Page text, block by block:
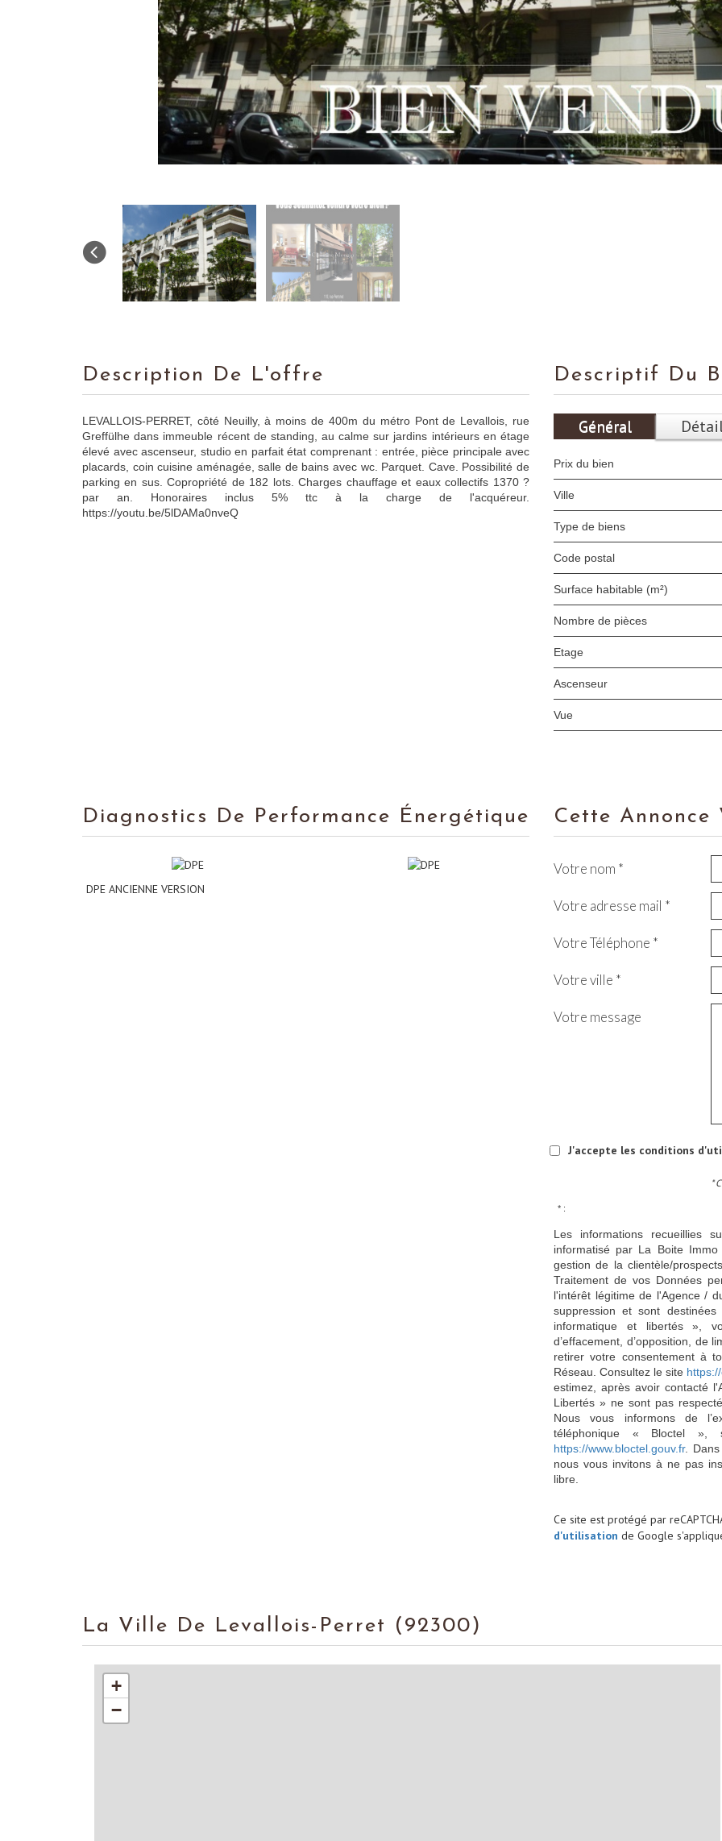
Description De L'offre
LEVALLOIS-PERRET, côté Neuilly, à moins de 400m du métro Pont de Levallois, rue
Greffülhe dans immeuble récent de standing, au calme sur jardins intérieurs en étage
élevé avec ascenseur, studio en parfait état comprenant : entrée, pièce principale avec
placards, coin cuisine aménagée, salle de bains avec wc. Parquet. Cave. Possibilité de
parking en sus. Copropriété de 182 lots. Charges chauffage et eaux collectifs 1370 ?
par an. Honoraires inclus 5% ttc à la charge de l'acquéreur.
https://youtu.be/5lDAMa0nveQ
Descriptif Du
Général
Prix du bien
Ville
Type de biens
Code postal
Surface habitable (m²)
Nombre de pièces
Etage
Ascenseur
Vue
Diagnostics De Performance Énergétique
DPE ANCIENNE VERSION
Cette
Votre nom *
Votre adresse mail *
Votre Téléphone *
Votre ville *
Votre message
J'accepte les conditions
*
* :
Les informations recueillies
informatisé par La Boite
gestion de la clientèle/
Traitement de vos Données
l'intérêt légitime de l'Agence /
suppression et sont
informatique et libertés »,
d’effacement, d’opposition, de
retirer votre consentement à
Réseau. Consultez le site
estimez, après avoir contacté
Libertés » ne sont pas
Nous vous informons de
téléphonique « Bloctel
https://www.bloctel.gouv.fr.
nous vous invitons à ne pas
libre.
Ce site est protégé par
d'utilisation de Google
La Ville De Levallois-Perret (92300)
+
−